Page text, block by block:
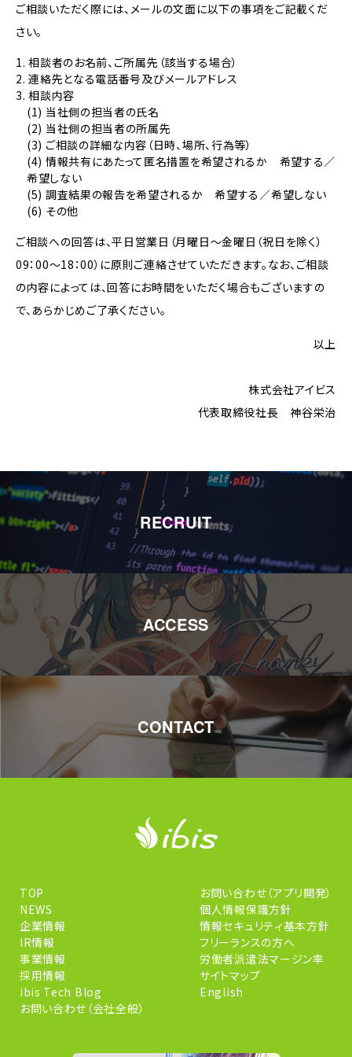
ご相談いただく際には、メールの文面に以下の事項をご記載くだ
さい。
相談者のお名前、ご所属先（該当する場合）
連絡先となる電話番号及びメールアドレス
相談内容
(1) 当社側の担当者の氏名
(2) 当社側の担当者の所属先
(3) ご相談の詳細な内容（日時、場所、行為等）
(4) 情報共有にあたって匿名措置を希望されるか 希望する／
希望しない
(5) 調査結果の報告を希望されるか 希望する／希望しない
(6) その他
ご相談への回答は、平日営業日（月曜日～金曜日（祝日を除く）
09：00～18：00）に原則ご連絡させていただきます。なお、ご相談
の内容によっては、回答にお時間をいただく場合もございますの
で、あらかじめご了承ください。
以上
株式会社アイビス
代表取締役社長 神谷栄治
RECRUIT
ACCESS
CONTACT
TOP
NEWS
企業情報
IR情報
事業情報
採用情報
ibis Tech Blog
お問い合わせ（会社全般）
お問い合わせ（アプリ開発）
個人情報保護方針
情報セキュリティ基本方針
フリーランスの方へ
労働者派遣法マージン率
サイトマップ
English